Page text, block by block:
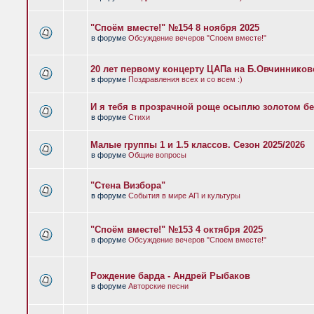
"Споём вместе!" №154 8 ноября 2025
в форуме Обсуждение вечеров "Споем вместе!"
20 лет первому концерту ЦАПа на
в форуме Поздравления всех и со всем :)
И я тебя в прозрачной роще осыплю золотом
в форуме Стихи
Малые группы 1 и 1.5 классов. Сезон 2025/2026
в форуме Общие вопросы
"Стена Визбора"
в форуме События в мире АП и культуры
"Споём вместе!" №153 4 октября 2025
в форуме Обсуждение вечеров "Споем вместе!"
Рождение барда - Андрей Рыбаков
в форуме Авторские песни